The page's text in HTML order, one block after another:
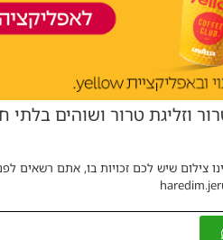
וזליגת טרור ושוהים בלתי
צילום שיש לכם זכויות בו, אתם רשאים